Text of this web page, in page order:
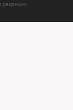
редакции.